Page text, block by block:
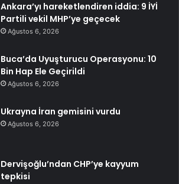
Ankara’yı hareketlendiren iddia: 9 İYİ
Partili vekil MHP’ye geçecek
Ağustos 6, 2026
Buca’da Uyuşturucu Operasyonu: 10
Bin Hap Ele Geçirildi
Ağustos 6, 2026
Ukrayna İran gemisini vurdu
Ağustos 6, 2026
Dervişoğlu’ndan CHP’ye kayyum
tepkisi